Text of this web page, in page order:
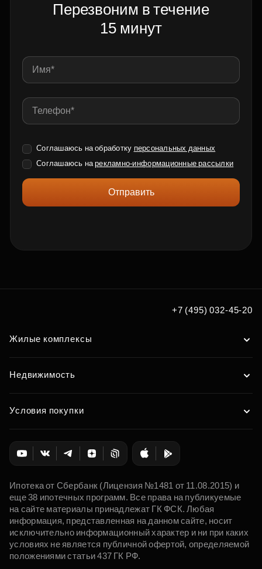
Перезвоним в течение
15 минут
Соглашаюсь на обработку персональных данных
Соглашаюсь нарекламно-информационные рассылки
Отправить
+7 (495) 032-45-20
Жилые комплексы
Недвижимость
Условия покупки
Ипотека от Сбербанк (Лицензия №1481 от 11.08.2015) и
еще 38 ипотечных программ. Все права на публикуемые
на сайте материалы принадлежат ГК ФСК. Любая
информация, представленная на данном сайте, носит
исключительно информационный характер и ни при каких
условиях не является публичной офертой, определяемой
положениями статьи 437 ГК РФ.